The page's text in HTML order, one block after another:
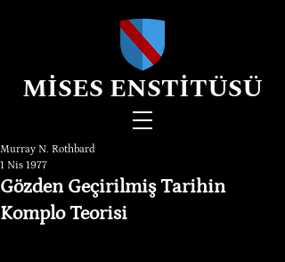
MİSES ENSTİTÜSÜ
Gözden Geçirilmiş Tarihin
Komplo Teorisi
Murray N. Rothbard
1 Nis 1977